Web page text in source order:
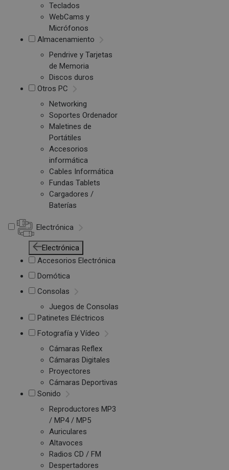
Teclados
WebCams y
Micrófonos
Almacenamiento
Pendrive y Tarjetas
de Memoria
Discos duros
Otros PC
Networking
Soportes Ordenador
Maletines de
Portátiles
Accesorios
informática
Cables Informática
Fundas Tablets
Cargadores /
Baterías
Electrónica
Electrónica
Accesorios Electrónica
Domótica
Consolas
Juegos de Consolas
Patinetes Eléctricos
Fotografía y Vídeo
Cámaras Reflex
Cámaras Digitales
Proyectores
Cámaras Deportivas
Sonido
Reproductores MP3
/ MP4 / MP5
Auriculares
Altavoces
Radios CD / FM
Despertadores